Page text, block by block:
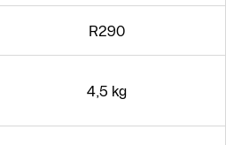
R290
4,5 kg